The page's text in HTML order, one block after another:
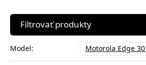
Filtrovať produkty
Model: Motorola Edge